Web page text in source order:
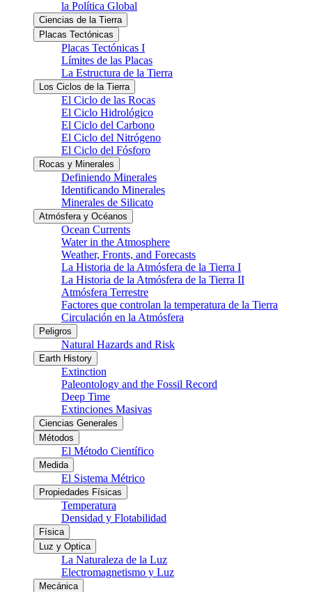
la Política Global
Ciencias de la Tierra
Placas Tectónicas
Placas Tectónicas I
Límites de las Placas
La Estructura de la Tierra
Los Ciclos de la Tierra
El Ciclo de las Rocas
El Ciclo Hidrológico
El Ciclo del Carbono
El Ciclo del Nitrógeno
El Ciclo del Fósforo
Rocas y Minerales
Definiendo Minerales
Identificando Minerales
Minerales de Silicato
Atmósfera y Océanos
Ocean Currents
Water in the Atmosphere
Weather, Fronts, and Forecasts
La Historia de la Atmósfera de la Tierra I
La Historia de la Atmósfera de la Tierra II
Atmósfera Terrestre
Factores que controlan la temperatura de la Tierra
Circulación en la Atmósfera
Peligros
Natural Hazards and Risk
Earth History
Extinction
Paleontology and the Fossil Record
Deep Time
Extinciones Masivas
Ciencias Generales
Métodos
El Método Científico
Medida
El Sistema Métrico
Propiedades Físicas
Temperatura
Densidad y Flotabilidad
Física
Luz y Optica
La Naturaleza de la Luz
Electromagnetismo y Luz
Mecánica